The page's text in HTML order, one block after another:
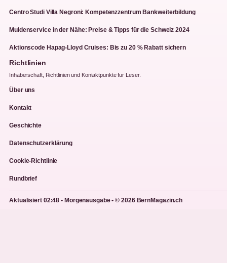
Centro Studi Villa Negroni: Kompetenzzentrum Bankweiterbildung
Muldenservice in der Nähe: Preise & Tipps für die Schweiz 2024
Aktionscode Hapag-Lloyd Cruises: Bis zu 20 % Rabatt sichern
Richtlinien
Inhaberschaft, Richtlinien und Kontaktpunkte fur Leser.
Über uns
Kontakt
Geschichte
Datenschutzerklärung
Cookie-Richtlinie
Rundbrief
Aktualisiert 02:48 • Morgenausgabe • © 2026 BernMagazin.ch